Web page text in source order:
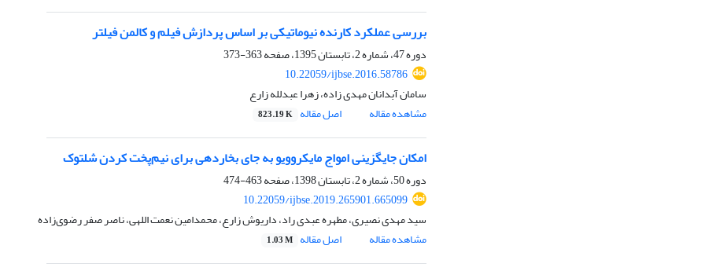
بررسی عملکرد کارنده نیوماتیکی بر اساس پردازش فیلم و کالمن فیلتر
دوره 47، شماره 2، تابستان 1395، صفحه
363-373
10.22059/ijbse.2016.58786
سامان آبدانان مهدی زاده، زهرا عبدلله زارع
مشاهده مقاله
اصل مقاله 823.19 K
امکان جایگزینی امواج مایکروویو به جای بخاردهی برای نیم‌پخت کردن شلتوک
دوره 50، شماره 2، تابستان 1398، صفحه
463-474
10.22059/ijbse.2019.265901.665099
سید مهدی نصیری، مطهره عبدی راد، داریوش زارع، محمدامین نعمت اللهی، ناصر صفر رضوی‌زاده
مشاهده مقاله
اصل مقاله 1.03 M